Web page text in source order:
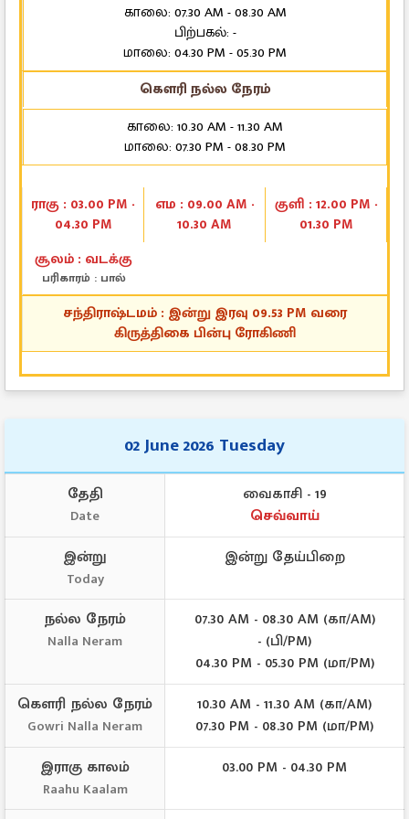
காலை: 07.30 AM - 08.30 AM
பிற்பகல்: -
மாலை: 04.30 PM - 05.30 PM
கௌரி நல்ல நேரம்
காலை: 10.30 AM - 11.30 AM
மாலை: 07.30 PM - 08.30 PM
ராகு : 03.00 PM -
04.30 PM
எம : 09.00 AM -
10.30 AM
குளி : 12.00 PM -
01.30 PM
சூலம் : வடக்கு
பரிகாரம் : பால்
சந்திராஷ்டமம் : இன்று இரவு 09.53 PM வரை
கிருத்திகை பின்பு ரோகிணி
02 June 2026 Tuesday
தேதி
Date
வைகாசி - 19
செவ்வாய்
இன்று
Today
இன்று தேய்பிறை
நல்ல நேரம்
Nalla Neram
07.30 AM - 08.30 AM (கா/AM)
- (பி/PM)
04.30 PM - 05.30 PM (மா/PM)
கௌரி நல்ல நேரம்
Gowri Nalla Neram
10.30 AM - 11.30 AM (கா/AM)
07.30 PM - 08.30 PM (மா/PM)
இராகு காலம்
Raahu Kaalam
03.00 PM - 04.30 PM